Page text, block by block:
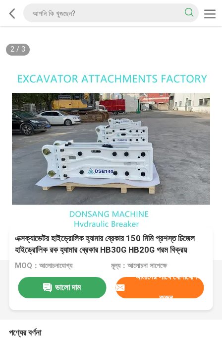
2/ 3
এক্সক্যাভেটর হাইড্রোলিক হ্যামার ব্রেকার 150 মিমি প্রশস্ত চিজেল
হাইড্রোলিক রক হ্যামার ব্রেকার HB30G HB20G গরম বিক্রয়
MOQ：আলোচনাযোগ্য মূল্য：আলোচনা সাপেক্ষে
ভালো দাম
আমাদের সাথে যোগাযোগ
করুন
পণ্যের বর্ণনা